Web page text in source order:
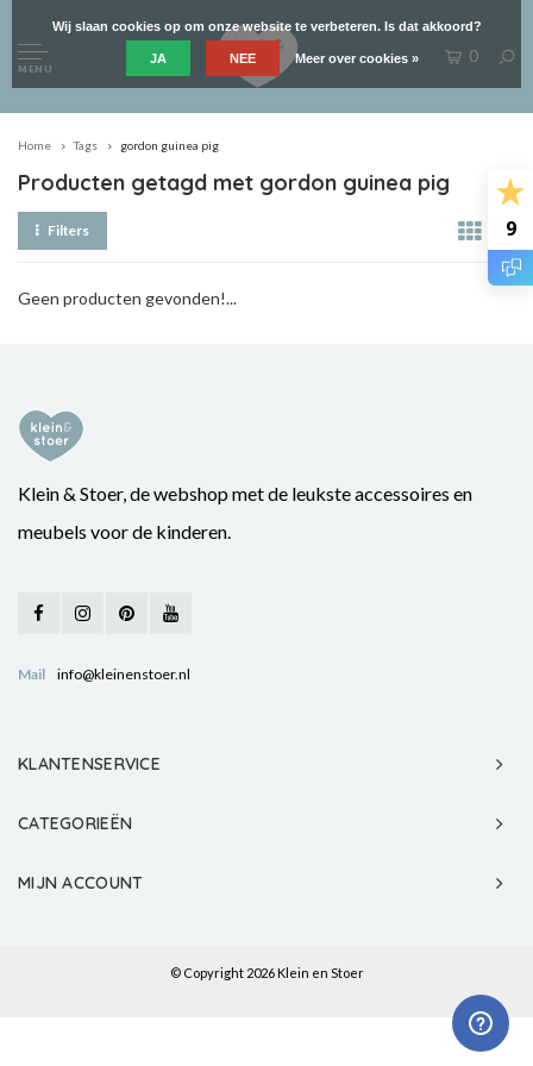
9
MENU
0
Home Tags gordon guinea pig
Producten getagd met gordon guinea pig
Filters
Geen producten gevonden!...
Klein & Stoer, de webshop met de leukste accessoires en
meubels voor de kinderen.
Mail info@kleinenstoer.nl
KLANTENSERVICE
CATEGORIEËN
MIJN ACCOUNT
© Copyright 2026 Klein en Stoer
Wij slaan cookies op om onze website te verbeteren. Is dat akkoord?
JA NEE Meer over cookies »